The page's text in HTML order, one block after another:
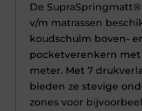
De
v/m matrassen
koudschuim boven-
pocketverenkern
meter. Met 7
bieden ze stevige
zones voor